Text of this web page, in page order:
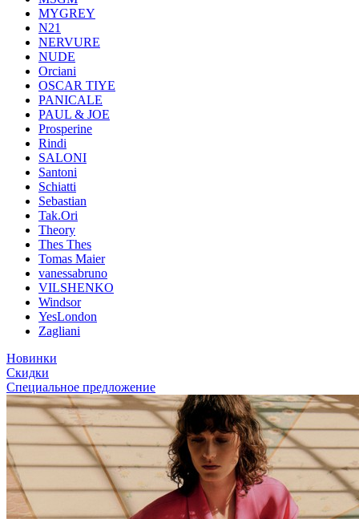
MYGREY
N21
NERVURE
NUDE
Orciani
OSCAR TIYE
PANICALE
PAUL & JOE
Prosperine
Rindi
SALONI
Santoni
Schiatti
Sebastian
Tak.Ori
Theory
Thes Thes
Tomas Maier
vanessabruno
VILSHENKO
Windsor
YesLondon
Zagliani
Новинки
Скидки
Специальное предложение